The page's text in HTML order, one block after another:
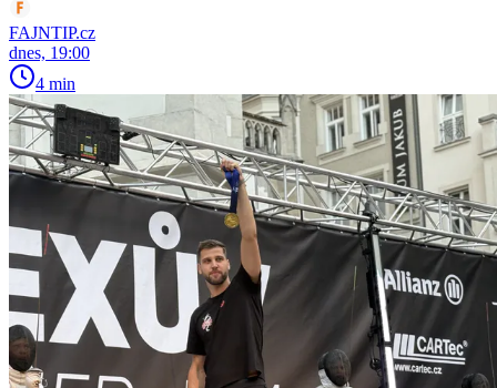
FAJNTIP.cz
dnes, 19:00
4 min